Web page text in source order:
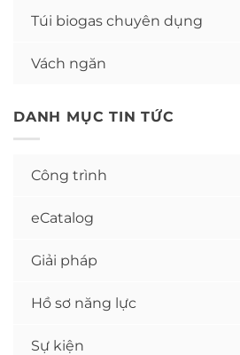
Túi biogas chuyên dụng
Vách ngăn
DANH MỤC TIN TỨC
Công trình
eCatalog
Giải pháp
Hồ sơ năng lực
Sự kiện